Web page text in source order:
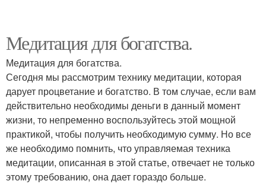
Медитация для богатства.
Медитация для богатства.
Сегодня мы рассмотрим технику медитации, которая
дарует процветание и богатство. В том случае, если вам
действительно необходимы деньги в данный момент
жизни, то непременно воспользуйтесь этой мощной
практикой, чтобы получить необходимую сумму. Но все
же необходимо помнить, что управляемая техника
медитации, описанная в этой статье, отвечает не только
этому требованию, она дает гораздо больше.